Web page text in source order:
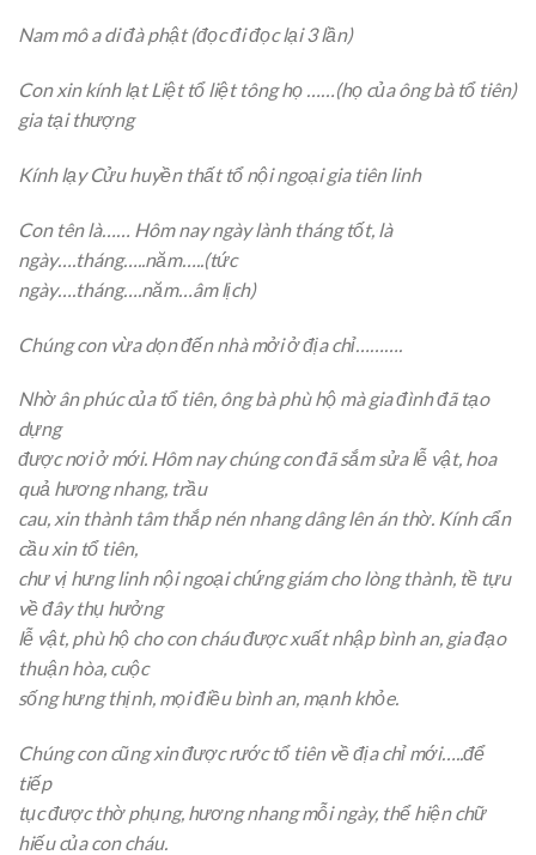
Nam mô a di đà phật (đọc đi đọc lại 3 lần)
Con xin kính lạt Liệt tổ liệt tông họ ……(họ của ông bà tổ tiên)
gia tại thượng
Kính lạy Cửu huyền thất tổ nội ngoại gia tiên linh
Con tên là…… Hôm nay ngày lành tháng tốt, là
ngày….tháng…..năm…..(tức
ngày….tháng….năm…âm lịch)
Chúng con vừa dọn đến nhà mởi ở địa chỉ……….
Nhờ ân phúc của tổ tiên, ông bà phù hộ mà gia đình đã tạo
dựng
được nơi ở mới. Hôm nay chúng con đã sắm sửa lễ vật, hoa
quả hương nhang, trầu
cau, xin thành tâm thắp nén nhang dâng lên án thờ. Kính cẩn
cầu xin tổ tiên,
chư vị hưng linh nội ngoại chứng giám cho lòng thành, tề tựu
về đây thụ hưởng
lễ vật, phù hộ cho con cháu được xuất nhập bình an, gia đạo
thuận hòa, cuộc
sống hưng thịnh, mọi điều bình an, mạnh khỏe.
Chúng con cũng xin được rước tổ tiên về địa chỉ mới…..để
tiếp
tục được thờ phụng, hương nhang mỗi ngày, thể hiện chữ
hiếu của con cháu.